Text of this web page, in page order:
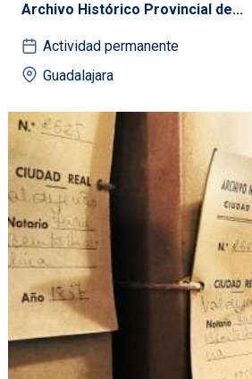
Archivo Histórico Provincial de...
Actividad permanente
Guadalajara